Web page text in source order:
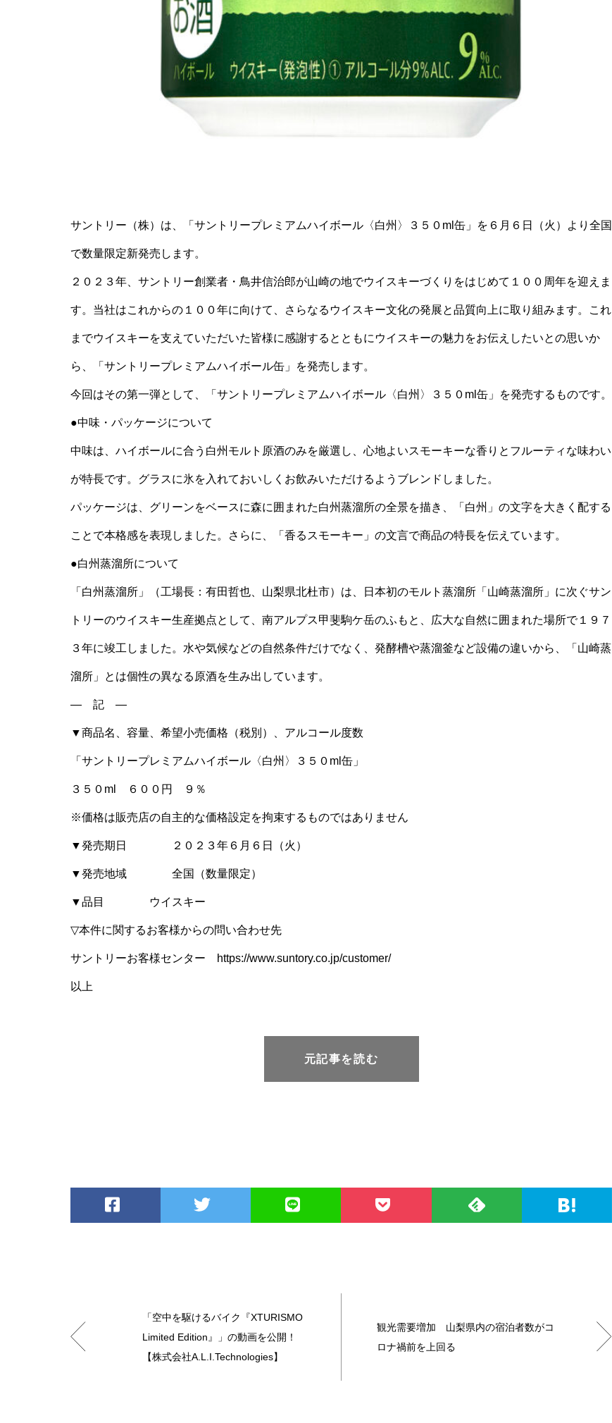
サントリー（株）は、「サントリープレミアムハイボール〈白州〉３５０ml缶」を６月６日（火）より全国
で数量限定新発売します。
２０２３年、サントリー創業者・鳥井信治郎が山崎の地でウイスキーづくりをはじめて１００周年を迎えま
す。当社はこれからの１００年に向けて、さらなるウイスキー文化の発展と品質向上に取り組みます。これ
までウイスキーを支えていただいた皆様に感謝するとともにウイスキーの魅力をお伝えしたいとの思いか
ら、「サントリープレミアムハイボール缶」を発売します。
今回はその第一弾として、「サントリープレミアムハイボール〈白州〉３５０ml缶」を発売するものです。
●中味・パッケージについて
中味は、ハイボールに合う白州モルト原酒のみを厳選し、心地よいスモーキーな香りとフルーティな味わい
が特長です。グラスに氷を入れておいしくお飲みいただけるようブレンドしました。
パッケージは、グリーンをベースに森に囲まれた白州蒸溜所の全景を描き、「白州」の文字を大きく配する
ことで本格感を表現しました。さらに、「香るスモーキー」の文言で商品の特長を伝えています。
●白州蒸溜所について
「白州蒸溜所」（工場長：有田哲也、山梨県北杜市）は、日本初のモルト蒸溜所「山崎蒸溜所」に次ぐサン
トリーのウイスキー生産拠点として、南アルプス甲斐駒ケ岳のふもと、広大な自然に囲まれた場所で１９７
３年に竣工しました。水や気候などの自然条件だけでなく、発酵槽や蒸溜釜など設備の違いから、「山崎蒸
溜所」とは個性の異なる原酒を生み出しています。
― 記 ―
▼商品名、容量、希望小売価格（税別）、アルコール度数
「サントリープレミアムハイボール〈白州〉３５０ml缶」
３５０ml ６００円 ９％
※価格は販売店の自主的な価格設定を拘束するものではありません
▼発売期日 ２０２３年６月６日（火）
▼発売地域 全国（数量限定）
▼品目 ウイスキー
▽本件に関するお客様からの問い合わせ先
サントリーお客様センター https://www.suntory.co.jp/customer/
以上
元記事を読む
「空中を駆けるバイク『XTURISMO
Limited Edition』」の動画を公開！
【株式会社A.L.I.Technologies】
観光需要増加 山梨県内の宿泊者数がコ
ロナ禍前を上回る